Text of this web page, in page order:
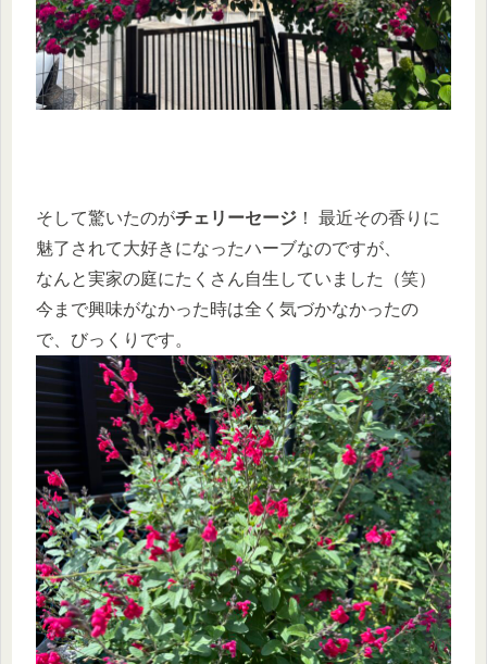
そして驚いたのがチェリーセージ ！ 最近その香りに
魅了されて大好きになったハーブなのですが、
なんと実家の庭にたくさん自生していました（笑）
今まで興味がなかった時は全く気づかなかったの
で、びっくりです。